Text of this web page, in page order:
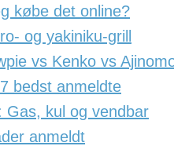
købe det online?
og yakiniku-grill
vs Kenko vs
bedst anmeldte
Gas, kul og vendbar
anmeldt